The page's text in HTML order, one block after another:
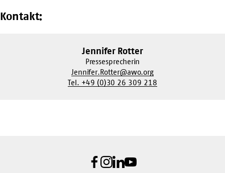
Kontakt:
Jennifer Rotter
Pressesprecherin
Jennifer.Rotter@awo.org
Tel. +49 (0)30 26 309 218
Facebook
Instagram
LinkedIn
Youtube